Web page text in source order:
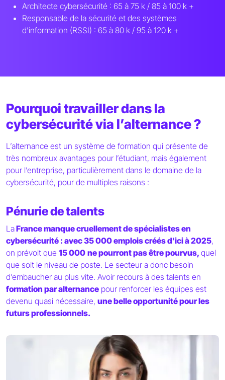
Architecte cybersécurité : 65 à 75 k / 85 à 100 k +
Responsable de la sécurité et des systèmes
d’information (RSSI) : 65 à 80 k / 95 à 120 k +
Pourquoi travailler dans la
cybersécurité via l’alternance ?
L’alternance est un système de formation qui présente de
très nombreux avantages pour l’étudiant, mais également
pour l’entreprise, particulièrement dans le domaine de la
cybersécurité, pour de multiples raisons :
Pénurie de talents
LaFrance manque cruellement de spécialistes en
cybersécurité : avec 35 000 emplois créés d'ici à 2025,
on prévoit que 15 000 ne pourront pas être pourvus, quel
que soit le niveau de poste. Le secteur a donc besoin
d’embaucher au plus vite. Avoir recours à des talents en
formation par alternance pour renforcer les équipes est
devenu quasi nécessaire, une belle opportunité pour les
futurs professionnels.